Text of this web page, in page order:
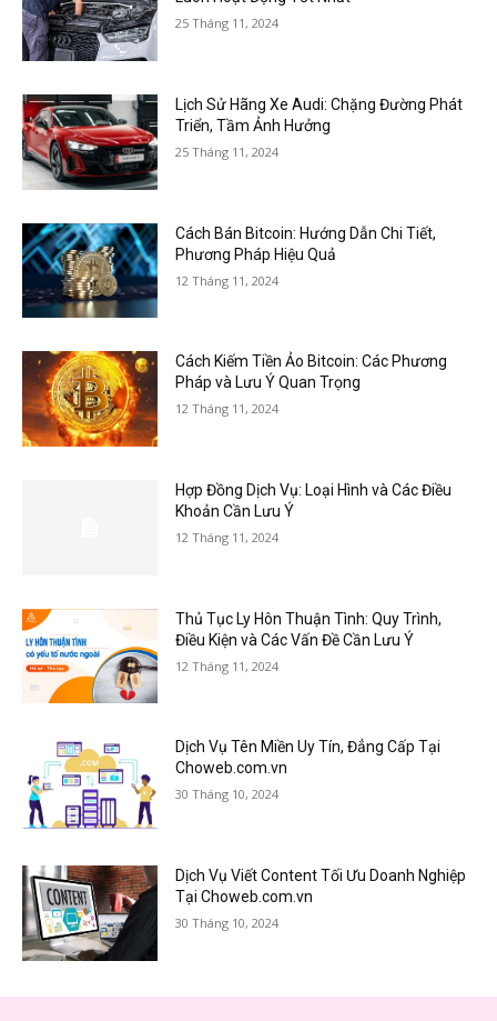
25 Tháng 11, 2024
Lịch Sử Hãng Xe Audi: Chặng Đường Phát
Triển, Tầm Ảnh Hưởng
25 Tháng 11, 2024
Cách Bán Bitcoin: Hướng Dẫn Chi Tiết,
Phương Pháp Hiệu Quả
12 Tháng 11, 2024
Cách Kiếm Tiền Ảo Bitcoin: Các Phương
Pháp và Lưu Ý Quan Trọng
12 Tháng 11, 2024
Hợp Đồng Dịch Vụ: Loại Hình và Các Điều
Khoản Cần Lưu Ý
12 Tháng 11, 2024
Thủ Tục Ly Hôn Thuận Tình: Quy Trình,
Điều Kiện và Các Vấn Đề Cần Lưu Ý
12 Tháng 11, 2024
Dịch Vụ Tên Miền Uy Tín, Đẳng Cấp Tại
Choweb.com.vn
30 Tháng 10, 2024
Dịch Vụ Viết Content Tối Ưu Doanh Nghiệp
Tại Choweb.com.vn
30 Tháng 10, 2024